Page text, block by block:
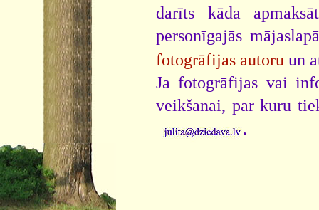
darīts kāda
personīgajās
fotogrāfijas autoru un
Ja fotogrāfijas vai
veikšanai, par kuru
.